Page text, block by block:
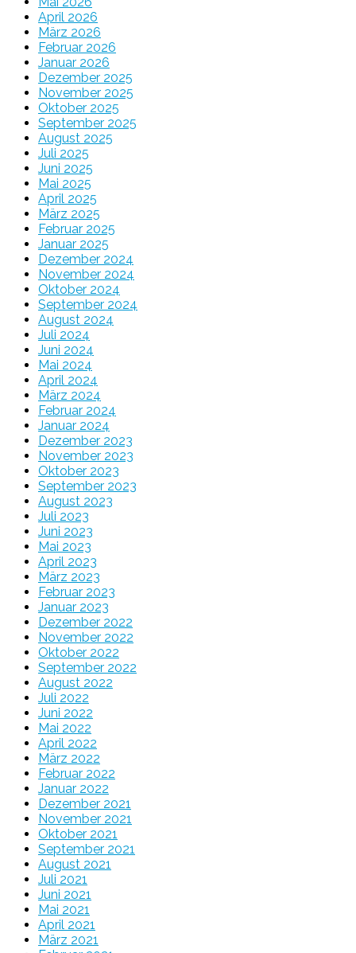
April 2026
März 2026
Februar 2026
Januar 2026
Dezember 2025
November 2025
Oktober 2025
September 2025
August 2025
Juli 2025
Juni 2025
Mai 2025
April 2025
März 2025
Februar 2025
Januar 2025
Dezember 2024
November 2024
Oktober 2024
September 2024
August 2024
Juli 2024
Juni 2024
Mai 2024
April 2024
März 2024
Februar 2024
Januar 2024
Dezember 2023
November 2023
Oktober 2023
September 2023
August 2023
Juli 2023
Juni 2023
Mai 2023
April 2023
März 2023
Februar 2023
Januar 2023
Dezember 2022
November 2022
Oktober 2022
September 2022
August 2022
Juli 2022
Juni 2022
Mai 2022
April 2022
März 2022
Februar 2022
Januar 2022
Dezember 2021
November 2021
Oktober 2021
September 2021
August 2021
Juli 2021
Juni 2021
Mai 2021
April 2021
März 2021